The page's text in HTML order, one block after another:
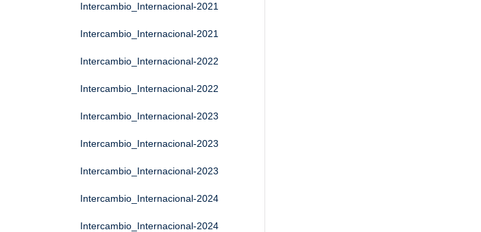
Intercambio_Internacional-2021
Intercambio_Internacional-2021
Intercambio_Internacional-2022
Intercambio_Internacional-2022
Intercambio_Internacional-2023
Intercambio_Internacional-2023
Intercambio_Internacional-2023
Intercambio_Internacional-2024
Intercambio_Internacional-2024